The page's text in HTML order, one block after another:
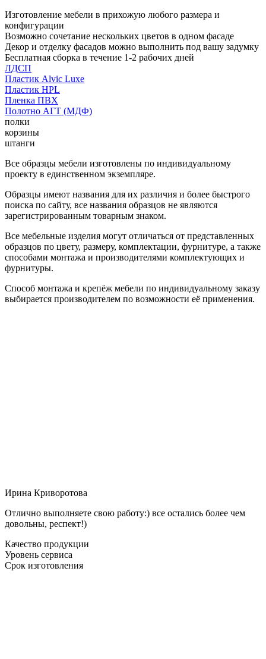
Изготовление мебели в прихожую любого размера и
конфигурации
Возможно сочетание нескольких цветов в одном фасаде
Декор и отделку фасадов можно выполнить под вашу задумку
Бесплатная сборка в течение 1-2 рабочих дней
ЛДСП
Пластик Alvic Luxe
Пластик HPL
Пленка ПВХ
Полотно АГТ (МДФ)
полки
корзины
штанги
Все образцы мебели изготовлены по индивидуальному
проекту в единственном экземпляре.
Образцы имеют названия для их различия и более быстрого
поиска по сайту, все названия образцов не являются
зарегистрированным товарным знаком.
Все мебельные изделия могут отличаться от представленных
образцов по цвету, размеру, комплектации, фурнитуре, а также
способами монтажа и производителями комплектующих и
фурнитуры.
Способ монтажа и крепёж мебели по индивидуальному заказу
выбирается производителем по возможности её применения.
Ирина Криворотова
Отлично выполняете свою работу:) все остались более чем
довольны, респект!)
Качество продукции
Уровень сервиса
Срок изготовления